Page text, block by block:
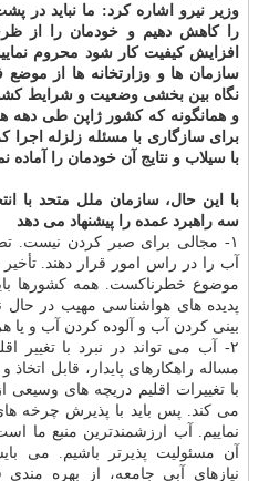
وزیر نیرو اشاره كرد: ما نباید در
را كاهش دهیم و خودمان را از
افزایش كیفیت كار شود محروم
سازمان ها و وزارتخانه ها از موضع
نگاه بین بخشی وضعیت و شرایط كشور
و همانگونه كه كشور ژاپن طی دهه
برای سازگاری با مسئله زلزله اجرا
با سیلاب و نتایج آن خودمان را آماده
با این حال، سازمان ملل متحد با
سه راهبرد عمده را پیشنهاد می دهد
۱- مجالی برای صبر كردن نیست.
آب را در راس امور قرار دهند. تأخیر
موضوع خطرناكست. همه كشورها
پدیده های هواشناسی مهیب در حال
بینی كردن آب و آلوده كردن آب و
۲- آب می تواند در نبرد با تغییر
مساله راهكارهای پایدار، قابل
با تغییرات اقلیم دریچه های
می كند. پس باید با پذیرش چرخه
نماییم. آب ارزشمندترین منبع ما
آن مسئولیت پذیرتر باشیم. می
نیازهای آبی جامعه، از بهره